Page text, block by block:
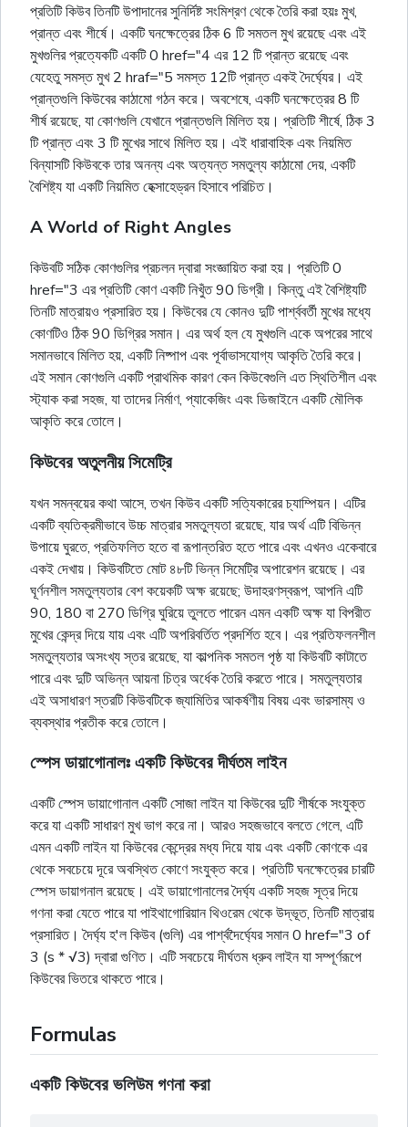
প্রতিটি কিউব তিনটি উপাদানের সুনির্দিষ্ট সংমিশ্রণ থেকে তৈরি করা হয়ঃ মুখ,
প্রান্ত এবং শীর্ষে। একটি ঘনক্ষেত্রের ঠিক 6 টি সমতল মুখ রয়েছে এবং এই
মুখগুলির প্রত্যেকটি একটি 0 href="4 এর 12 টি প্রান্ত রয়েছে এবং
যেহেতু সমস্ত মুখ 2 hraf="5 সমস্ত 12টি প্রান্ত একই দৈর্ঘ্যের। এই
প্রান্তগুলি কিউবের কাঠামো গঠন করে। অবশেষে, একটি ঘনক্ষেত্রের 8 টি
শীর্ষ রয়েছে, যা কোণগুলি যেখানে প্রান্তগুলি মিলিত হয়। প্রতিটি শীর্ষে, ঠিক 3
টি প্রান্ত এবং 3 টি মুখের সাথে মিলিত হয়। এই ধারাবাহিক এবং নিয়মিত
বিন্যাসটি কিউবকে তার অনন্য এবং অত্যন্ত সমতুল্য কাঠামো দেয়, একটি
বৈশিষ্ট্য যা একটি নিয়মিত হেক্সাহেড্রন হিসাবে পরিচিত।
A World of Right Angles
কিউবটি সঠিক কোণগুলির প্রচলন দ্বারা সংজ্ঞায়িত করা হয়। প্রতিটি 0
href="3 এর প্রতিটি কোণ একটি নিখুঁত 90 ডিগ্রী। কিন্তু এই বৈশিষ্ট্যটি
তিনটি মাত্রায়ও প্রসারিত হয়। কিউবের যে কোনও দুটি পার্শ্ববর্তী মুখের মধ্যে
কোণটিও ঠিক 90 ডিগ্রির সমান। এর অর্থ হল যে মুখগুলি একে অপরের সাথে
সমানভাবে মিলিত হয়, একটি নিষ্পাপ এবং পূর্বাভাসযোগ্য আকৃতি তৈরি করে।
এই সমান কোণগুলি একটি প্রাথমিক কারণ কেন কিউবেগুলি এত স্থিতিশীল এবং
স্ট্যাক করা সহজ, যা তাদের নির্মাণ, প্যাকেজিং এবং ডিজাইনে একটি মৌলিক
আকৃতি করে তোলে।
কিউবের অতুলনীয় সিমেট্রি
যখন সমন্বয়ের কথা আসে, তখন কিউব একটি সত্যিকারের চ্যাম্পিয়ন। এটির
একটি ব্যতিক্রমীভাবে উচ্চ মাত্রার সমতুল্যতা রয়েছে, যার অর্থ এটি বিভিন্ন
উপায়ে ঘুরতে, প্রতিফলিত হতে বা রূপান্তরিত হতে পারে এবং এখনও একেবারে
একই দেখায়। কিউবটিতে মোট ৪৮টি ভিন্ন সিমেট্রি অপারেশন রয়েছে। এর
ঘূর্ণনশীল সমতুল্যতার বেশ কয়েকটি অক্ষ রয়েছে; উদাহরণস্বরূপ, আপনি এটি
90, 180 বা 270 ডিগ্রি ঘুরিয়ে তুলতে পারেন এমন একটি অক্ষ যা বিপরীত
মুখের কেন্দ্র দিয়ে যায় এবং এটি অপরিবর্তিত প্রদর্শিত হবে। এর প্রতিফলনশীল
সমতুল্যতার অসংখ্য স্তর রয়েছে, যা কাল্পনিক সমতল পৃষ্ঠ যা কিউবটি কাটাতে
পারে এবং দুটি অভিন্ন আয়না চিত্র অর্ধেক তৈরি করতে পারে। সমতুল্যতার
এই অসাধারণ স্তরটি কিউবটিকে জ্যামিতির আকর্ষণীয় বিষয় এবং ভারসাম্য ও
ব্যবস্থার প্রতীক করে তোলে।
স্পেস ডায়াগোনালঃ একটি কিউবের দীর্ঘতম লাইন
একটি স্পেস ডায়াগোনাল একটি সোজা লাইন যা কিউবের দুটি শীর্ষকে সংযুক্ত
করে যা একটি সাধারণ মুখ ভাগ করে না। আরও সহজভাবে বলতে গেলে, এটি
এমন একটি লাইন যা কিউবের কেন্দ্রের মধ্য দিয়ে যায় এবং একটি কোণকে এর
থেকে সবচেয়ে দূরে অবস্থিত কোণে সংযুক্ত করে। প্রতিটি ঘনক্ষেত্রের চারটি
স্পেস ডায়াগনাল রয়েছে। এই ডায়াগোনালের দৈর্ঘ্য একটি সহজ সূত্র দিয়ে
গণনা করা যেতে পারে যা পাইথাগোরিয়ান থিওরেম থেকে উদ্ভূত, তিনটি মাত্রায়
প্রসারিত। দৈর্ঘ্য হ'ল কিউব (গুলি) এর পার্শ্বদৈর্ঘ্যের সমান 0 href="3 of
3 (s * √3) দ্বারা গুণিত। এটি সবচেয়ে দীর্ঘতম ধ্রুব লাইন যা সম্পূর্ণরূপে
কিউবের ভিতরে থাকতে পারে।
Formulas
একটি কিউবের ভলিউম গণনা করা